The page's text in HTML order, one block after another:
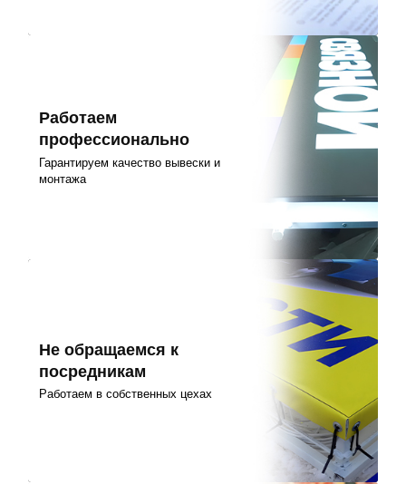
Работаем
профессионально
Гарантируем качество вывески и
монтажа
Не обращаемся к
посредникам
Работаем в собственных цехах